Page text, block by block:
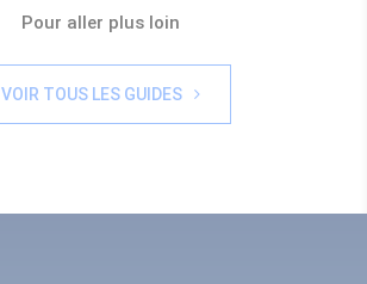
Pour aller plus loin
VOIR TOUS LES GUIDES